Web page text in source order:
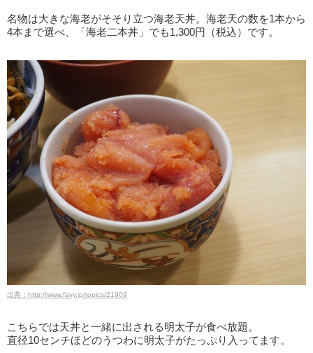
名物は大きな海老がそそり立つ海老天丼。海老天の数を1本から
4本まで選べ、「海老二本丼」でも1,300円（税込）です。
出典：http://www.favy.jp/topics/21909
こちらでは天丼と一緒に出される明太子が食べ放題。
直径10センチほどのうつわに明太子がたっぷり入ってます。